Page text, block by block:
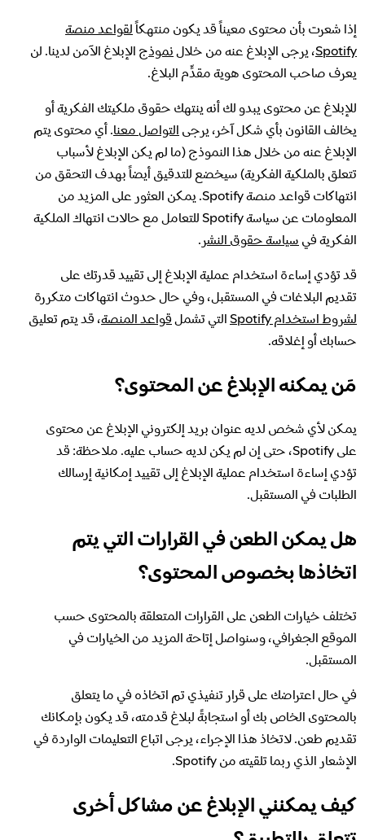
إذا شعرت بأن محتوى معيناً قد يكون منتهكاًلقواعد منصة
Spotify، يرجى الإبلاغ عنه من خلالنموذج الإبلاغ الآمن لدينا. لن
يعرف صاحب المحتوى هوية مقدِّم البلاغ.
للإبلاغ عن محتوى يبدو لك أنه ينتهك حقوق ملكيتك الفكرية أو
يخالف القانون بأي شكل آخر، يرجى التواصل معنا. أي محتوى يتم
الإبلاغ عنه من خلال هذا النموذج (ما لم يكن الإبلاغ لأسباب
تتعلق بالملكية الفكرية) سيخضع للتدقيق أيضاً بهدف التحقق من
انتهاكات قواعد منصة Spotify. يمكن العثور على المزيد من
المعلومات عن سياسة Spotify للتعامل مع حالات انتهاك الملكية
الفكرية في سياسة حقوق النشر.
قد تؤدي إساءة استخدام عملية الإبلاغ إلى تقييد قدرتك على
تقديم البلاغات في المستقبل، وفي حال حدوث انتهاكات متكررة
لشروط استخدام Spotify
التي تشملقواعد المنصة، قد يتم تعليق
حسابك أو إغلاقه.
مَن يمكنه الإبلاغ عن المحتوى؟
يمكن لأي شخص لديه عنوان بريد إلكتروني الإبلاغ عن محتوى
على Spotify، حتى إن لم يكن لديه حساب عليه. ملاحظة: قد
تؤدي إساءة استخدام عملية الإبلاغ إلى تقييد إمكانية إرسالك
الطلبات في المستقبل.
هل يمكن الطعن في القرارات التي يتم
اتخاذها بخصوص المحتوى؟
تختلف خيارات الطعن على القرارات المتعلقة بالمحتوى حسب
الموقع الجغرافي، وسنواصل إتاحة المزيد من الخيارات في
المستقبل.
في حال اعتراضك على قرار تنفيذي تم اتخاذه في ما يتعلق
بالمحتوى الخاص بك أو استجابةً لبلاغ قدمته، قد يكون بإمكانك
تقديم طعن. لاتخاذ هذا الإجراء، يرجى اتباع التعليمات الواردة في
الإشعار الذي ربما تلقيته من Spotify.
كيف يمكنني الإبلاغ عن مشاكل أخرى